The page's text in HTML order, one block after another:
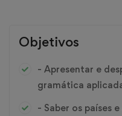
Objetivos
- Apresentar e
gramática
- Saber os países